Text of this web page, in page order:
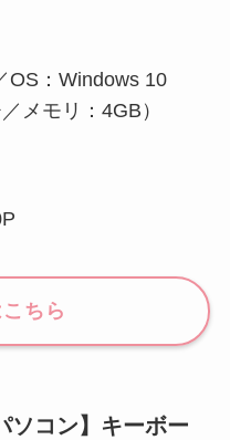
OS：Windows 10
メモリ：4GB）
ちら
ソコン】キーボー